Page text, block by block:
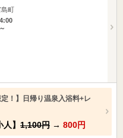
島町
！】日帰り温泉入浴料+レ
】 1,100円 → 800円